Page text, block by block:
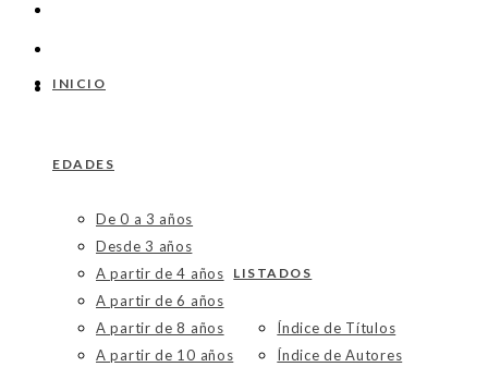
INICIO
EDADES
De 0 a 3 años
Desde 3 años
A partir de 4 años
A partir de 6 años
A partir de 8 años
A partir de 10 años
LISTADOS
Índice de Títulos
Índice de Autores